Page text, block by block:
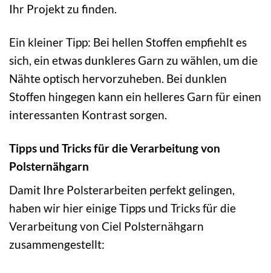
Ihr Projekt zu finden.
Ein kleiner Tipp: Bei hellen Stoffen empfiehlt es
sich, ein etwas dunkleres Garn zu wählen, um die
Nähte optisch hervorzuheben. Bei dunklen
Stoffen hingegen kann ein helleres Garn für einen
interessanten Kontrast sorgen.
Tipps und Tricks für die Verarbeitung von
Polsternähgarn
Damit Ihre Polsterarbeiten perfekt gelingen,
haben wir hier einige Tipps und Tricks für die
Verarbeitung von Ciel Polsternähgarn
zusammengestellt: